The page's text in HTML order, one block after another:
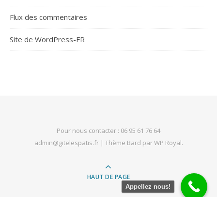
Flux des commentaires
Site de WordPress-FR
Pour nous contacter : 06 95 61 76 64
admin@gitelespatis.fr| Thème Bard parWP Royal.
HAUT DE PAGE
Appellez nous!